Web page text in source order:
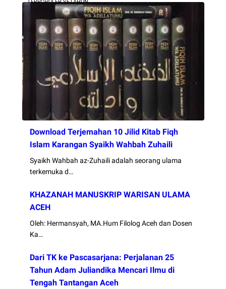
TERPOPULER SETAHUN
Download Terjemahan 10 Jilid Kitab Fiqh
Islam Karangan Syaikh Wahbah Zuhaili
Syaikh Wahbah az-Zuhaili adalah seorang ulama
terkemuka d…
KHAZANAH MANUSKRIP WARISAN ULAMA
ACEH
Oleh: Hermansyah, MA.Hum Filolog Aceh dan Dosen
Ka…
Dari TK ke Pascasarjana: Perjalanan 25
Tahun Adam Juliandika Mencari Ilmu di
Tengah Tantangan Aceh